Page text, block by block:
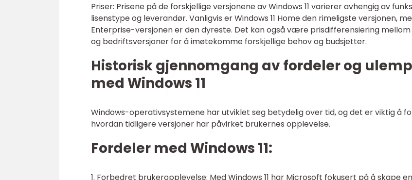
Priser: Prisene på de forskjellige versjonene av Windows 11 varierer avhengig av
lisenstype og leverandør. Vanligvis er Windows 11 Home den rimeligste versjonen,
Enterprise-versjonen er den dyreste. Det kan også være prisdifferensiering
og bedriftsversjoner for å imøtekomme forskjellige behov og budsjetter.
Historisk gjennomgang av fordeler og
med Windows 11
Windows-operativsystemene har utviklet seg betydelig over tid, og det er viktig å
hvordan tidligere versjoner har påvirket brukernes opplevelse.
Fordeler med Windows 11:
1. Forbedret brukeropplevelse: Med Windows 11 har Microsoft fokusert på å skape